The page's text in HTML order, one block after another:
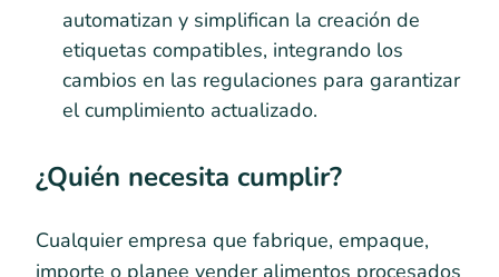
automatizan y simplifican la creación de
etiquetas compatibles, integrando los
cambios en las regulaciones para garantizar
el cumplimiento actualizado.
¿Quién necesita cumplir?
Cualquier empresa que fabrique, empaque,
importe o planee vender alimentos procesados